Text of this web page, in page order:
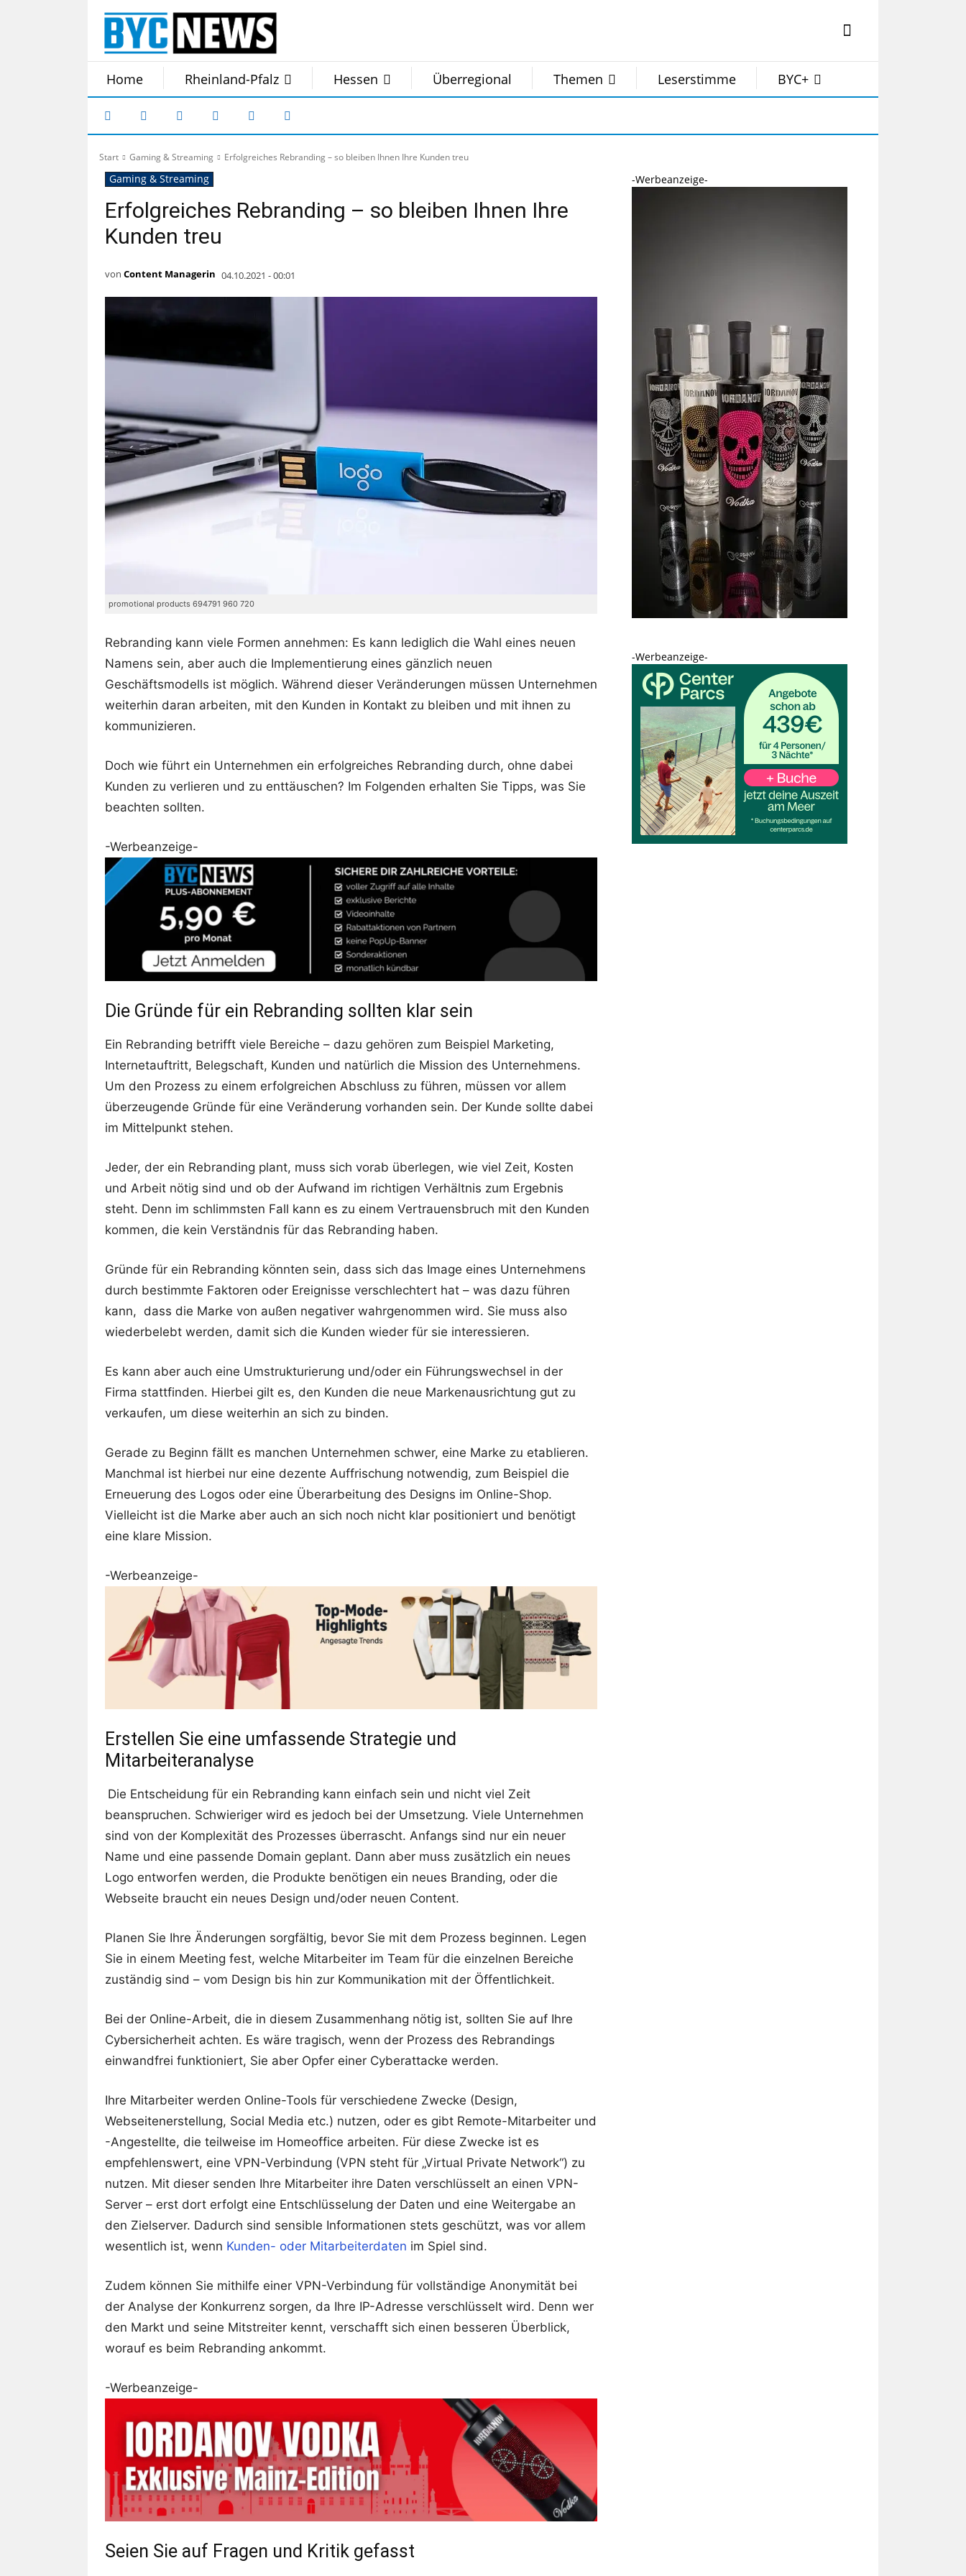
Home Rheinland-Pfalz Hessen Überregional Themen Leserstimme BYC+
Start Gaming & Streaming Erfolgreiches Rebranding – so bleiben Ihnen Ihre Kunden treu
Gaming & Streaming
Erfolgreiches Rebranding – so bleiben Ihnen Ihre
Kunden treu
von Content Managerin 04.10.2021 - 00:01
promotional products 694791 960 720
Rebranding kann viele Formen annehmen: Es kann lediglich die Wahl eines neuen
Namens sein, aber auch die Implementierung eines gänzlich neuen
Geschäftsmodells ist möglich. Während dieser Veränderungen müssen Unternehmen
weiterhin daran arbeiten, mit den Kunden in Kontakt zu bleiben und mit ihnen zu
kommunizieren.
Doch wie führt ein Unternehmen ein erfolgreiches Rebranding durch, ohne dabei
Kunden zu verlieren und zu enttäuschen? Im Folgenden erhalten Sie Tipps, was Sie
beachten sollten.
-Werbeanzeige-
Die Gründe für ein Rebranding sollten klar sein
Ein Rebranding betrifft viele Bereiche – dazu gehören zum Beispiel Marketing,
Internetauftritt, Belegschaft, Kunden und natürlich die Mission des Unternehmens.
Um den Prozess zu einem erfolgreichen Abschluss zu führen, müssen vor allem
überzeugende Gründe für eine Veränderung vorhanden sein. Der Kunde sollte dabei
im Mittelpunkt stehen.
Jeder, der ein Rebranding plant, muss sich vorab überlegen, wie viel Zeit, Kosten
und Arbeit nötig sind und ob der Aufwand im richtigen Verhältnis zum Ergebnis
steht. Denn im schlimmsten Fall kann es zu einem Vertrauensbruch mit den Kunden
kommen, die kein Verständnis für das Rebranding haben.
Gründe für ein Rebranding könnten sein, dass sich das Image eines Unternehmens
durch bestimmte Faktoren oder Ereignisse verschlechtert hat – was dazu führen
kann, dass die Marke von außen negativer wahrgenommen wird. Sie muss also
wiederbelebt werden, damit sich die Kunden wieder für sie interessieren.
Es kann aber auch eine Umstrukturierung und/oder ein Führungswechsel in der
Firma stattfinden. Hierbei gilt es, den Kunden die neue Markenausrichtung gut zu
verkaufen, um diese weiterhin an sich zu binden.
Gerade zu Beginn fällt es manchen Unternehmen schwer, eine Marke zu etablieren.
Manchmal ist hierbei nur eine dezente Auffrischung notwendig, zum Beispiel die
Erneuerung des Logos oder eine Überarbeitung des Designs im Online-Shop.
Vielleicht ist die Marke aber auch an sich noch nicht klar positioniert und benötigt
eine klare Mission.
-Werbeanzeige-
Erstellen Sie eine umfassende Strategie und
Mitarbeiteranalyse
Die Entscheidung für ein Rebranding kann einfach sein und nicht viel Zeit
beanspruchen. Schwieriger wird es jedoch bei der Umsetzung. Viele Unternehmen
sind von der Komplexität des Prozesses überrascht. Anfangs sind nur ein neuer
Name und eine passende Domain geplant. Dann aber muss zusätzlich ein neues
Logo entworfen werden, die Produkte benötigen ein neues Branding, oder die
Webseite braucht ein neues Design und/oder neuen Content.
Planen Sie Ihre Änderungen sorgfältig, bevor Sie mit dem Prozess beginnen. Legen
Sie in einem Meeting fest, welche Mitarbeiter im Team für die einzelnen Bereiche
zuständig sind – vom Design bis hin zur Kommunikation mit der Öffentlichkeit.
Bei der Online-Arbeit, die in diesem Zusammenhang nötig ist, sollten Sie auf Ihre
Cybersicherheit achten. Es wäre tragisch, wenn der Prozess des Rebrandings
einwandfrei funktioniert, Sie aber Opfer einer Cyberattacke werden.
Ihre Mitarbeiter werden Online-Tools für verschiedene Zwecke (Design,
Webseitenerstellung, Social Media etc.) nutzen, oder es gibt Remote-Mitarbeiter und
-Angestellte, die teilweise im Homeoffice arbeiten. Für diese Zwecke ist es
empfehlenswert, eine VPN-Verbindung (VPN steht für „Virtual Private Network“) zu
nutzen. Mit dieser senden Ihre Mitarbeiter ihre Daten verschlüsselt an einen VPN-
Server – erst dort erfolgt eine Entschlüsselung der Daten und eine Weitergabe an
den Zielserver. Dadurch sind sensible Informationen stets geschützt, was vor allem
wesentlich ist, wenn Kunden- oder Mitarbeiterdaten im Spiel sind.
Zudem können Sie mithilfe einer VPN-Verbindung für vollständige Anonymität bei
der Analyse der Konkurrenz sorgen, da Ihre IP-Adresse verschlüsselt wird. Denn wer
den Markt und seine Mitstreiter kennt, verschafft sich einen besseren Überblick,
worauf es beim Rebranding ankommt.
-Werbeanzeige-
Seien Sie auf Fragen und Kritik gefasst
-Werbeanzeige-
-Werbeanzeige-